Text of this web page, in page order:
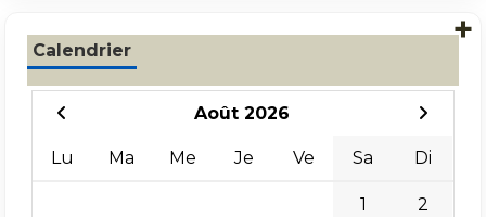
Calendrier
Août 2026
Lu Ma Me Je Ve Sa Di
1 2
+